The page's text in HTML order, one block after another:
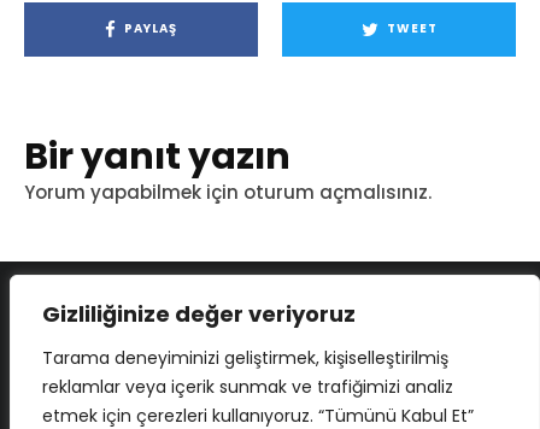
Gizliliğinize değer veriyoruz
Tarama deneyiminizi geliştirmek, kişiselleştirilmiş
reklamlar veya içerik sunmak ve trafiğimizi analiz
etmek için çerezleri kullanıyoruz. “Tümünü Kabul Et”
PAYLAŞ TWEET
Bir yanıt yazın
Yorum yapabilmek için oturum açmalısınız.